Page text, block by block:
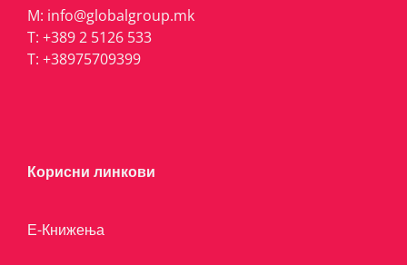
M: info@globalgroup.mk
T: +389 2 5126 533
T: +38975709399
Корисни линкови
Е-Книжења